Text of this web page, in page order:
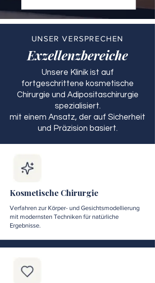
UNSER VERSPRECHEN
Exzellenzbereiche
Unsere Klinik ist auf
fortgeschrittene kosmetische
Chirurgie und Adipositaschirurgie
spezialisiert.
mit einem Ansatz, der auf Sicherheit
und Präzision basiert.
Kosmetische Chirurgie
Verfahren zur Körper- und Gesichtsmodellierung
mit modernsten Techniken für natürliche
Ergebnisse.